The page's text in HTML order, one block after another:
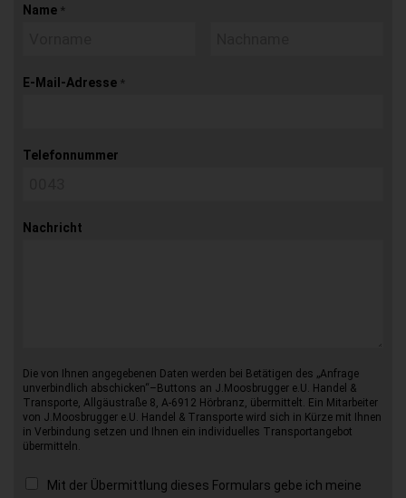
Name *
E-Mail-Adresse *
Telefonnummer
Nachricht
Die von Ihnen angegebenen Daten werden bei Betätigen des „Anfrage
unverbindlich abschicken“–Buttons an J.Moosbrugger e.U. Handel &
Transporte, Allgäustraße 8, A-6912 Hörbranz, übermittelt. Ein Mitarbeiter
von J.Moosbrugger e.U. Handel & Transporte wird sich in Kürze mit Ihnen
in Verbindung setzen und Ihnen ein individuelles Transportangebot
übermitteln.
Mit der Übermittlung dieses Formulars gebe ich meine